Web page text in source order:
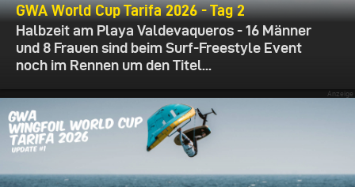
GWA World Cup Tarifa 2026 - Tag 2
Halbzeit am Playa Valdevaqueros - 16 Männer
und 8 Frauen sind beim Surf-Freestyle Event
noch im Rennen um den Titel...